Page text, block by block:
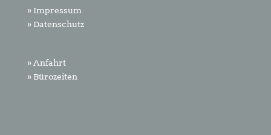
» Impressum
» Datenschutz
» Anfahrt
» Bürozeiten